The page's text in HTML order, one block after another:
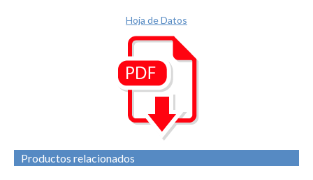
Hoja de Datos
Productos relacionados